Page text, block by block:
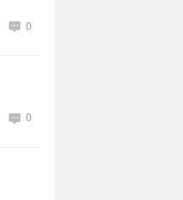
0
0